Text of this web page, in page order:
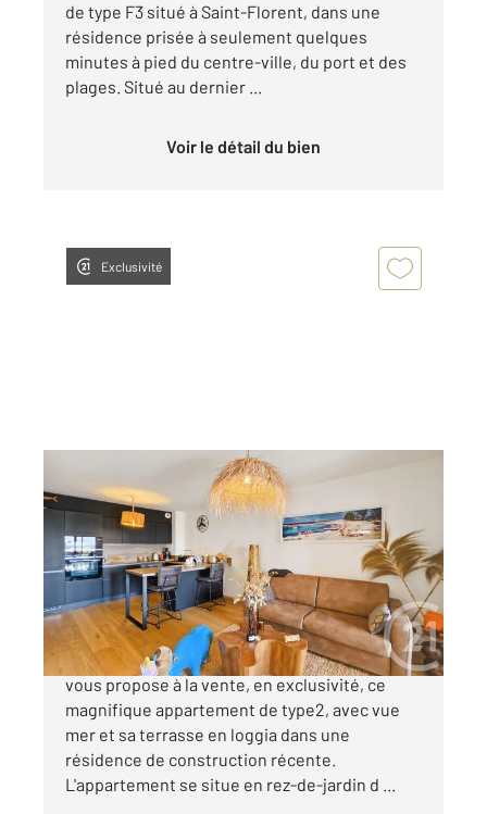
de type F3 situé à Saint-Florent, dans une
résidence prisée à seulement quelques
minutes à pied du centre-ville, du port et des
plages. Situé au dernier ...
Voir le détail du bien
Exclusivité
ST FLORENT 202
42,13 m 2, 2 pièces
Ref : 908
Appartement à vendre
239 000 €
Century 21 Dary Immobilier à Saint Florent,
vous propose à la vente, en exclusivité, ce
magnifique appartement de type2, avec vue
mer et sa terrasse en loggia dans une
résidence de construction récente.
L'appartement se situe en rez-de-jardin d ...